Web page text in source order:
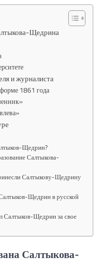
Щедрина
и журналиста
1861 года
Щедрин?
Салтыкова-
Салтыкову-Щедрину
Щедрин в русской
Салтыков-Щедрин за свое
Салтыкова-